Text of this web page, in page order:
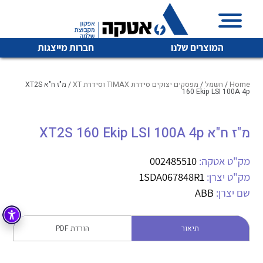
המוצרים שלנו חברות מייצגות
איכות | שרות | זמינות
והפצה של מוצרי
מיתוג, בקרה , ואינסטלציה חשמלית ופעילה ב7 תחומים:
חשמל מיתוג ואינסטלציה חשמלית
בקרה
זיווד
לכל מוצרי היצרן לכל מוצרי היצרן
לכל מוצרי היצרן לכל מוצרי היצרן
Home
/ חשמל / מפסקים יצוקים סידרת TIMAX וסידרת XT / מ"ז ח"א XT2S
160 Ekip LSI 100A 4p
מ"ז ח"א XT2S 160 Ekip LSI 100A 4p
מק"ט אטקה: 002485510
מק"ט יצרן: 1SDA067848R1
שם יצרן: ABB
תיאור הורדת PDF